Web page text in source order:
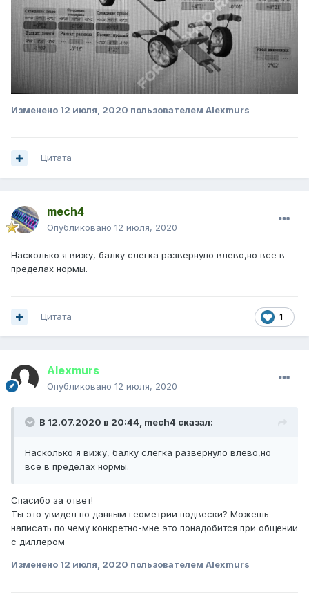
Изменено 12 июля, 2020 пользователем Alexmurs
Цитата
mech4
Опубликовано 12 июля, 2020
Насколько я вижу, балку слегка развернуло влево,но все в
пределах нормы.
1
Цитата
Alexmurs
Опубликовано 12 июля, 2020
В 12.07.2020 в 20:44, mech4 сказал:
Насколько я вижу, балку слегка развернуло влево,но
все в пределах нормы.
Спасибо за ответ!
Ты это увидел по данным геометрии подвески? Можешь
написать по чему конкретно-мне это понадобится при общении
с диллером
Изменено 12 июля, 2020 пользователем Alexmurs